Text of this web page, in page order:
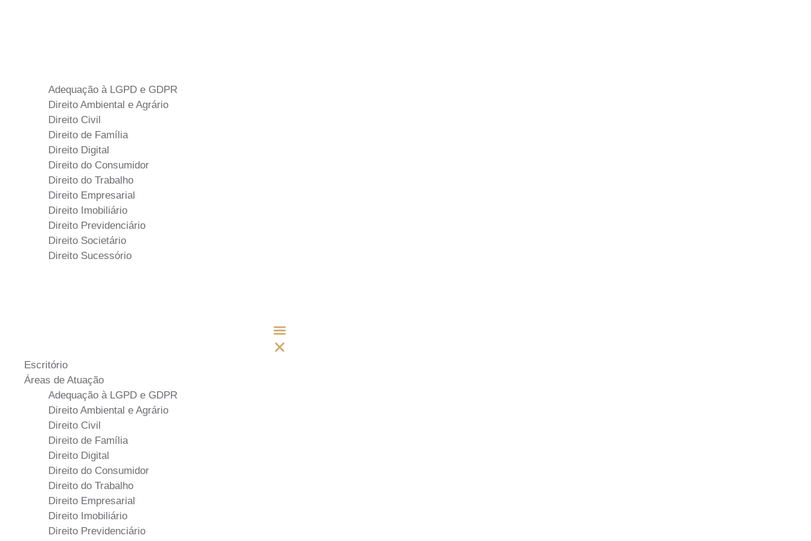
Adequação à LGPD e GDPR
Direito Ambiental e Agrário
Direito Civil
Direito de Família
Direito Digital
Direito do Consumidor
Direito do Trabalho
Direito Empresarial
Direito Imobiliário
Direito Previdenciário
Direito Societário
Direito Sucessório
Escritório
Áreas de Atuação
Adequação à LGPD e GDPR
Direito Ambiental e Agrário
Direito Civil
Direito de Família
Direito Digital
Direito do Consumidor
Direito do Trabalho
Direito Empresarial
Direito Imobiliário
Direito Previdenciário